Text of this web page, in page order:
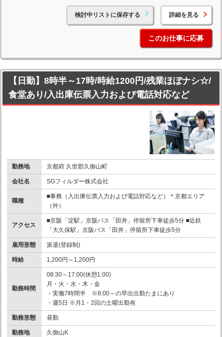
検討中リストに保存する 詳細を見る
このお仕事に応募
【日勤】8時半～17時/時給1200円/残業ほぼナシ☆/
食堂あり/入出庫伝票入力および電話対応など
勤務地 京都府 久世郡久御山町
会社名 SGフィルダー株式会社
職種
■事務（入出庫伝票入力および電話対応など）＊京都エリア
（外）
アクセス
■京阪「淀駅」京阪バス「田井」停留所下車徒歩5分 ■近鉄
「大久保駅」京阪バス「田井」停留所下車徒歩5分
雇用形態 派遣(登録制)
時給 1,200円～1,200円
勤務時間
08:30～17:00(休憩1:00)
月・火・水・木・金
・実働7時間半 ※8:00～の早出出勤たまにあり
・週5日 ※月1・2回の土曜出勤有
勤務形態 昼勤
勤務地 久御山K